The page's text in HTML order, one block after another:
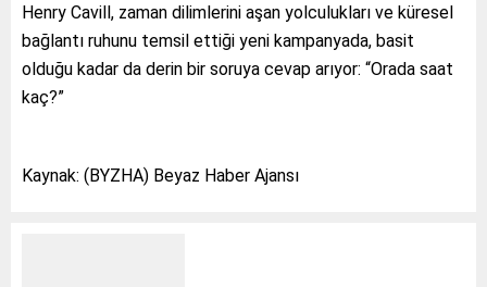
Henry Cavill, zaman dilimlerini aşan yolculukları ve küresel
bağlantı ruhunu temsil ettiği yeni kampanyada, basit
olduğu kadar da derin bir soruya cevap arıyor: “Orada saat
kaç?”
Kaynak: (BYZHA) Beyaz Haber Ajansı